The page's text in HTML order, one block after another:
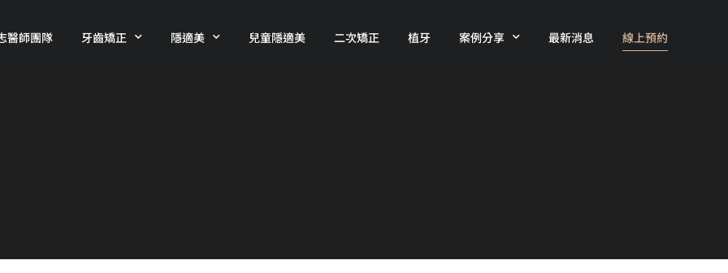
醫師團隊 牙齒矯正 隱適美 兒童隱適美 二次矯正 植牙 案例分享 最新消息 線上預約